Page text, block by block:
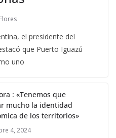
el presidente del
que Puerto Iguazú
uno
: «Tenemos que
mucho la identidad
de los territorios»
4, 2024